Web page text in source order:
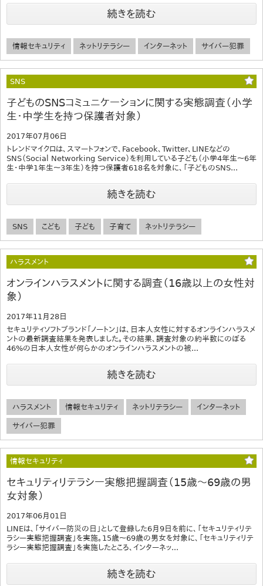
続きを読む
情報セキュリティ ネットリテラシー インターネット サイバー犯罪
SNS
子どものSNSコミュニケーションに関する実態調査（小学
生・中学生を持つ保護者対象）
2017年07月06日
トレンドマイクロは、スマートフォンで、Facebook、Twitter、LINEなどの
SNS（Social Networking Service）を利用している子ども（小学4年生～6年
生・中学1年生～3年生）を持つ保護者618名を対象に、「子どものSNS...
続きを読む
SNS こども 子ども 子育て ネットリテラシー
ハラスメント
オンラインハラスメントに関する調査（16歳以上の女性対
象）
2017年11月28日
セキュリティソフトブランド「ノートン」は、日本人女性に対するオンラインハラスメ
ントの最新調査結果を発表しました。その結果、調査対象の約半数にのぼる
46%の日本人女性が何らかのオンラインハラスメントの被...
続きを読む
ハラスメント 情報セキュリティ ネットリテラシー インターネット
サイバー犯罪
情報セキュリティ
セキュリティリテラシー実態把握調査（15歳～69歳の男
女対象）
2017年06月01日
LINEは、「サイバー防災の日」として登録した6月9日を前に、「セキュリティリテ
ラシー実態把握調査」を実施。15歳～69歳の男女を対象に、「セキュリティリテ
ラシー実態把握調査」を実施したところ、インターネッ...
続きを読む